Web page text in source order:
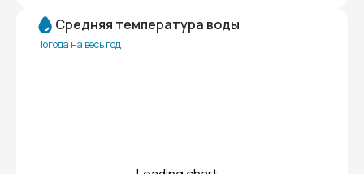
Средняя температура воды
Погода на весь год